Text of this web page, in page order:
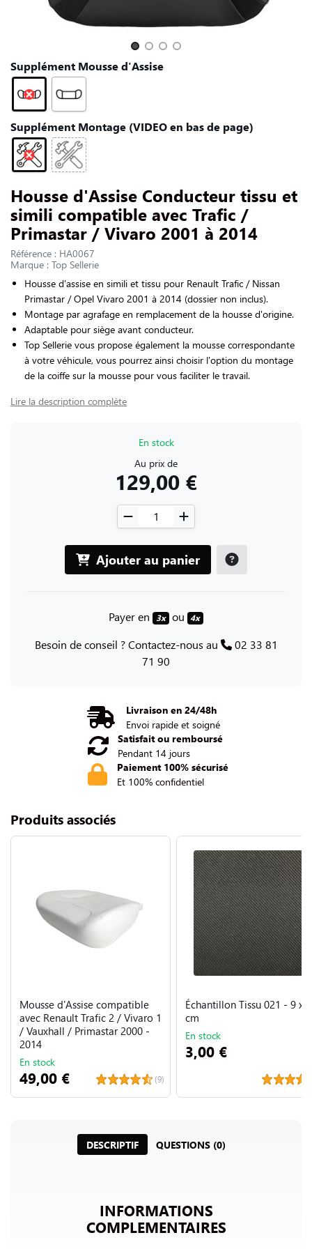
Slide 1 of 4
Supplément Mousse d'Assise
Supplément Montage (VIDEO en bas de page)
Housse d'Assise Conducteur tissu et
simili compatible avec Trafic /
Primastar / Vivaro 2001 à 2014
Référence : HA0067
Marque : Top Sellerie
Housse d'assise en simili et tissu pour Renault Trafic / Nissan
Primastar / Opel Vivaro 2001 à 2014 (dossier non inclus).
Montage par agrafage en remplacement de la housse d'origine.
Adaptable pour siège avant conducteur.
Top Sellerie vous propose également la mousse correspondante
à votre véhicule, vous pourrez ainsi choisir l'option du montage
de la coiffe sur la mousse pour vous faciliter le travail.
Lire la description complète
En stock
Au prix de
129,00 €
Ajouter au panier
Payer en 3x ou 4x
Besoin de conseil ? Contactez-nous au
02 33 81
71 90
Livraison en 24/48h
Envoi rapide et soigné
Satisfait ou remboursé
Pendant 14 jours
Paiement 100% sécurisé
Et 100% confidentiel
Produits associés
Mousse d'Assise compatible
avec Renault Trafic 2 / Vivaro 1
/ Vauxhall / Primastar 2000 -
2014
(9)
En stock
49,00 €
Échantillon Tissu 021 - 9 x
cm
En stock
3,00 €
DESCRIPTIF QUESTIONS (0)
INFORMATIONS
COMPLEMENTAIRES